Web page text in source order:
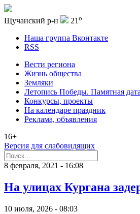
Щучанский р-н 21 o
Наша группа Вконтакте
RSS
Вести региона
Жизнь общества
Земляки
Летопись Победы. Памятная
Конкурсы, проекты
На календаре праздник
Реклама, объявления
16+
Версия для слабовидящих
8 февраля, 2021 - 16:08
На улицах Кургана
10 июля, 2026 - 08:03